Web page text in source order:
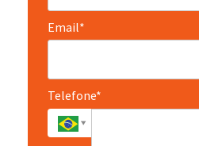
Email*
Telefone*